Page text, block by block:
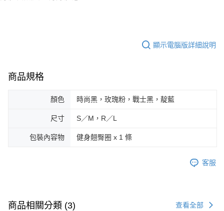
顯示電腦版詳細說明
商品規格
顏色 時尚黑，玫瑰粉，戰士黑，靛藍
尺寸 S／M，R／L
包裝內容物 健身翹臀圈 x 1 條
客服
商品相關分類 (3) 查看全部